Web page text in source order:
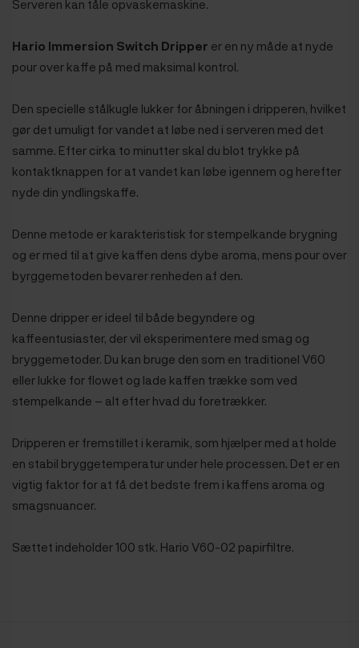
Serveren kan tåle opvaskemaskine.
Hario Immersion Switch Dripper er en ny måde at nyde
pour over kaffe på med maksimal kontrol.
Den specielle stålkugle lukker for åbningen i dripperen, hvilket
gør det umuligt for vandet at løbe ned i serveren med det
samme. Efter cirka to minutter skal du blot trykke på
kontaktknappen for at vandet kan løbe igennem og herefter
nyde din yndlingskaffe.
Denne metode er karakteristisk for stempelkande brygning
og er med til at give kaffen dens dybe aroma, mens pour over
byrggemetoden bevarer renheden af den.
Denne dripper er ideel til både begyndere og
kaffeentusiaster, der vil eksperimentere med smag og
bryggemetoder. Du kan bruge den som en traditionel V60
eller lukke for flowet og lade kaffen trække som ved
stempelkande – alt efter hvad du foretrækker.
Dripperen er fremstillet i keramik, som hjælper med at holde
en stabil bryggetemperatur under hele processen. Det er en
vigtig faktor for at få det bedste frem i kaffens aroma og
smagsnuancer.
Sættet indeholder 100 stk. Hario V60-02 papirfiltre.